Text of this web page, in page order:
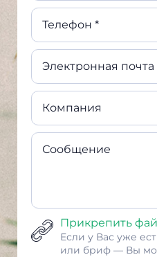
Телефон *
Электронная почта
Компания
Сообщение
Прикрепить
Если у Вас уже
или бриф — Вы